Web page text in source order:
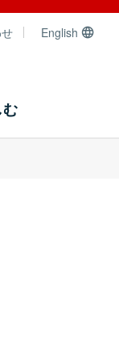
English